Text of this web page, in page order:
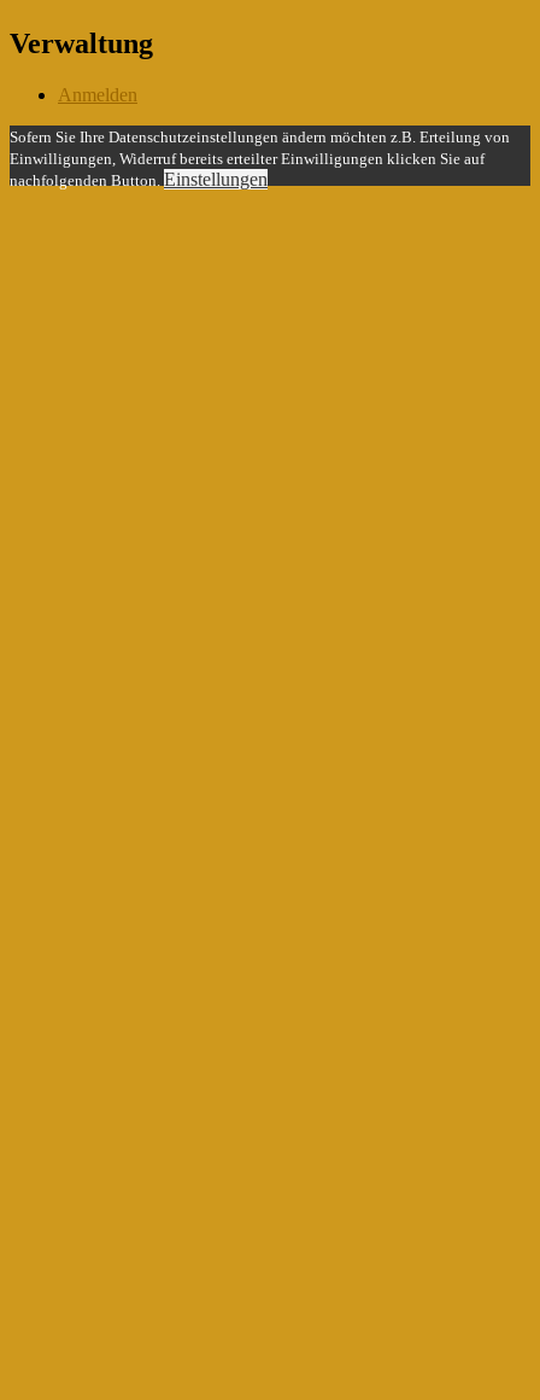
Verwaltung
Anmelden
Sofern Sie Ihre Datenschutzeinstellungen ändern möchten z.B. Erteilung von
Einwilligungen, Widerruf bereits erteilter Einwilligungen klicken Sie auf
nachfolgenden Button. Einstellungen